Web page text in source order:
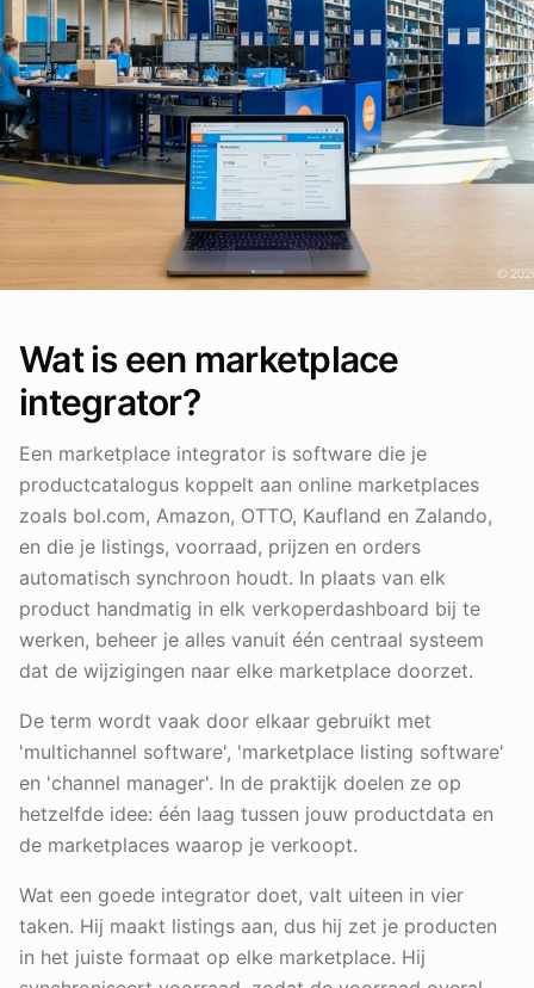
Wat is een marketplace
integrator?
Een marketplace integrator is software die je
productcatalogus koppelt aan online marketplaces
zoals bol.com, Amazon, OTTO, Kaufland en Zalando,
en die je listings, voorraad, prijzen en orders
automatisch synchroon houdt. In plaats van elk
product handmatig in elk verkoperdashboard bij te
werken, beheer je alles vanuit één centraal systeem
dat de wijzigingen naar elke marketplace doorzet.
De term wordt vaak door elkaar gebruikt met
'multichannel software', 'marketplace listing software'
en 'channel manager'. In de praktijk doelen ze op
hetzelfde idee: één laag tussen jouw productdata en
de marketplaces waarop je verkoopt.
Wat een goede integrator doet, valt uiteen in vier
taken. Hij maakt listings aan, dus hij zet je producten
in het juiste formaat op elke marketplace. Hij